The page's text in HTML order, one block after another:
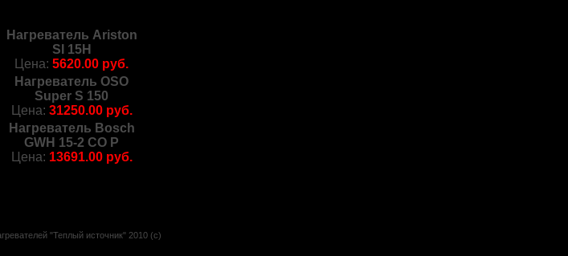
Нагреватель Ariston
SI 15H
Цена: 5620.00 руб.
Нагреватель OSO
Super S 150
Цена: 31250.00 руб.
Нагреватель Bosch
GWH 15-2 CO P
Цена: 13691.00 руб.
"Теплый источник" 2010 (с)